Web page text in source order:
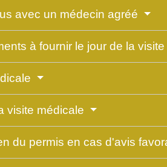
avec un médecin agréé
à fournir le jour de la
visite médicale
du permis en cas d'avis